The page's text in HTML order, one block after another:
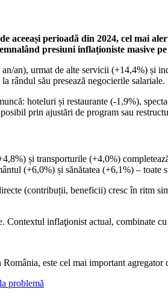
aceeași perioadă din 2024, cel mai
presiuni inflaționiste masive
an), urmat de alte servicii (+14,4%) și
rândul său presează negocierile salariale.
hoteluri și restaurante (-1,9%),
prin ajustări de program sau
și transporturile (+4,0%)
(+6,0%) și sănătatea (+6,1%) – toate
(contribuții, beneficii) cresc în ritm
Contextul inflaţionist actual, combinate
este cel mai important agregator
problemă